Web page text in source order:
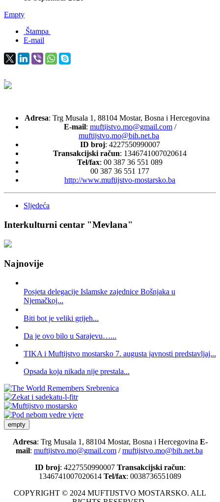
Empty
Štampa
E-mail
Adresa: Trg Musala 1, 88104 Mostar, Bosna i Hercegovina
E-mail: muftijstvo.mo@gmail.com/
muftijstvo.mo@bih.net.ba
ID broj: 4227550990007
Transakcijski račun: 1346741007020614
Tel/fax: 00 387 36 551 089
00 387 36 551 177
http://www.muftijstvo-mostarsko.ba
Sljedeća
Interkulturni centar "Mevlana"
Najnovije
Posjeta delegacije Islamske zajednice Bošnjaka u
Njemačkoj...
Biti bot je veliki grijeh...
Da je ovo bilo u Sarajevu…...
TIKA i Muftijstvo mostarsko 7. augusta javnosti predstavljaj...
Opsada koja nikada nije prestala...
empty
Adresa: Trg Musala 1, 88104 Mostar, Bosna i Hercegovina E-
mail: muftijstvo.mo@gmail.com/muftijstvo.mo@bih.net.ba
ID broj: 4227550990007 Transakcijski račun:
1346741007020614 Tel/fax: 0038736551089
COPYRIGHT © 2024 MUFTIJSTVO MOSTARSKO. ALL